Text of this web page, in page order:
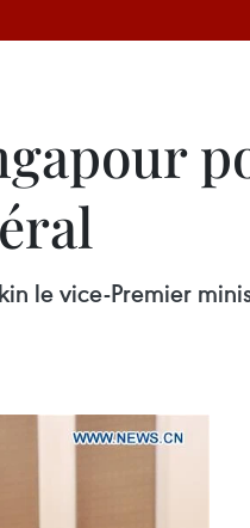
le vice-Premier